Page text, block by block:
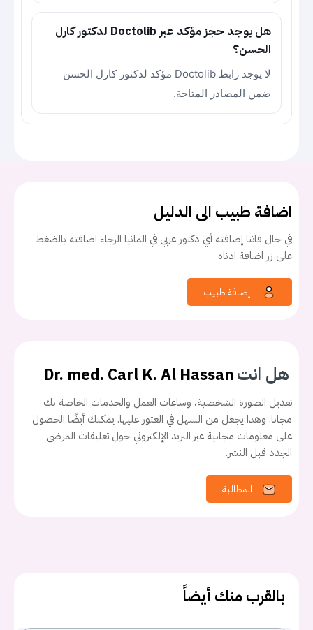
يجب عليك تسجيل الدخول حتى يمكنك طرح سؤال.
هل يوجد حجز مؤكد عبر Doctolib لدكتور كارل
الحسن؟
لا يوجد رابط Doctolib مؤكد لدكتور كارل الحسن
ضمن المصادر المتاحة.
اضافة طبيب الى الدليل
في حال فاتنا إضافته أي دكتور عربي في المانيا الرجاء اضافته بالضغط
على زر اضافة ادناه
هل انتDr. med. Carl K. Al Hassan
تعديل الصورة الشخصية، وساعات العمل والخدمات الخاصة بك
مجانا. وهذا يجعل من السهل في العثور عليها. يمكنك أيضًا الحصول
على معلومات مجانية عبر البريد الإلكتروني حول تعليقات المرضى
الجدد قبل النشر.
المطالبة
بالقرب منك أيضاً